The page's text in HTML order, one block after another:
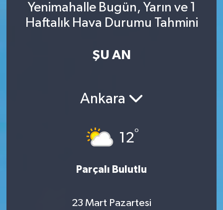
Yenimahalle Bugün, Yarın ve 1
Haftalık Hava Durumu Tahmini
ŞU AN
Ankara
12°
Parçalı Bulutlu
23 Mart Pazartesi
Siyaset
Süper Lig Puan Durumu ve Fikstür
Son Dakika Haberleri